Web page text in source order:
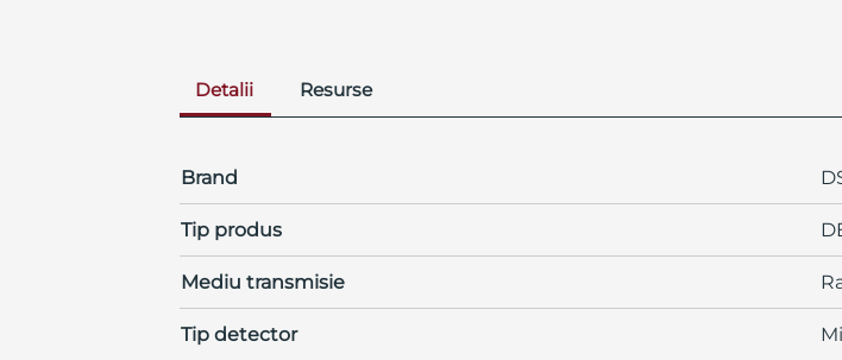
Detalii Resurse
Brand
Tip produs
Mediu transmisie
Tip detector